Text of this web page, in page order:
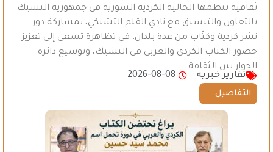
ثقافية تنظمها الجالية الكردية السورية في جمهورية التشيك
بالتعاون والتنسيق مع نادي القلم التشيكي، بمشاركة دور
نشر كردية وكتّاب من عدة بلدان، في تظاهرة تسعى إلى تعزيز
حضور الكتاب الكردي والعربي في التشيك، وتوسيع دائرة
الحوار بين الثقافة…
تقارير خبرية
2026-08-08
التفاصيل ...